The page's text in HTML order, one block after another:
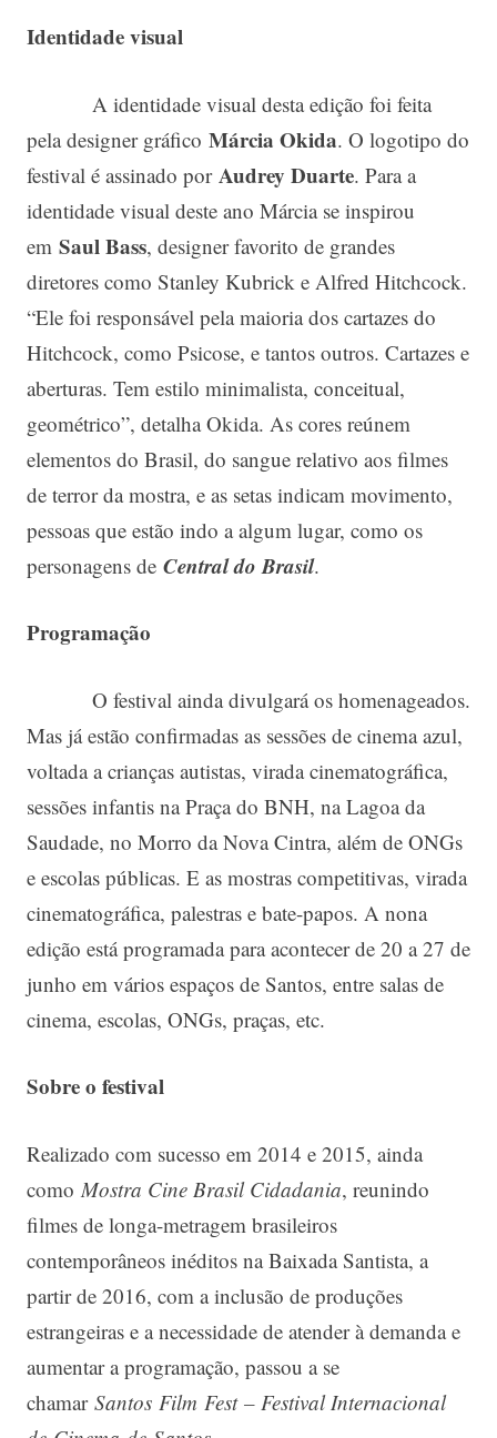
Identidade visual
A identidade visual desta edição foi feita
pela designer gráfico Márcia Okida. O logotipo do
festival é assinado por Audrey Duarte. Para a
identidade visual deste ano Márcia se inspirou
em Saul Bass, designer favorito de grandes
diretores como Stanley Kubrick e Alfred Hitchcock.
“Ele foi responsável pela maioria dos cartazes do
Hitchcock, como Psicose, e tantos outros. Cartazes e
aberturas. Tem estilo minimalista, conceitual,
geométrico”, detalha Okida. As cores reúnem
elementos do Brasil, do sangue relativo aos filmes
de terror da mostra, e as setas indicam movimento,
pessoas que estão indo a algum lugar, como os
personagens de Central do Brasil.
Programação
O festival ainda divulgará os homenageados.
Mas já estão confirmadas as sessões de cinema azul,
voltada a crianças autistas, virada cinematográfica,
sessões infantis na Praça do BNH, na Lagoa da
Saudade, no Morro da Nova Cintra, além de ONGs
e escolas públicas. E as mostras competitivas, virada
cinematográfica, palestras e bate-papos. A nona
edição está programada para acontecer de 20 a 27 de
junho em vários espaços de Santos, entre salas de
cinema, escolas, ONGs, praças, etc.
Sobre o festival
Realizado com sucesso em 2014 e 2015, ainda
como Mostra Cine Brasil Cidadania, reunindo
filmes de longa-metragem brasileiros
contemporâneos inéditos na Baixada Santista, a
partir de 2016, com a inclusão de produções
estrangeiras e a necessidade de atender à demanda e
aumentar a programação, passou a se
chamar Santos Film Fest– Festival Internacional